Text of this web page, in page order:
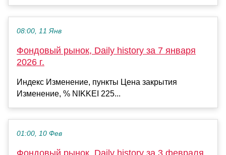
08:00, 11 Янв
Фондовый рынок, Daily history за 7 января
2026 г.
Индекс Изменение, пункты Цена закрытия
Изменение, % NIKKEI 225...
01:00, 10 Фев
Фондовый рынок, Daily history за 3 февраля